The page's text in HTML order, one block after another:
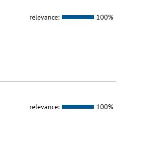
relevance: 100%
relevance: 100%